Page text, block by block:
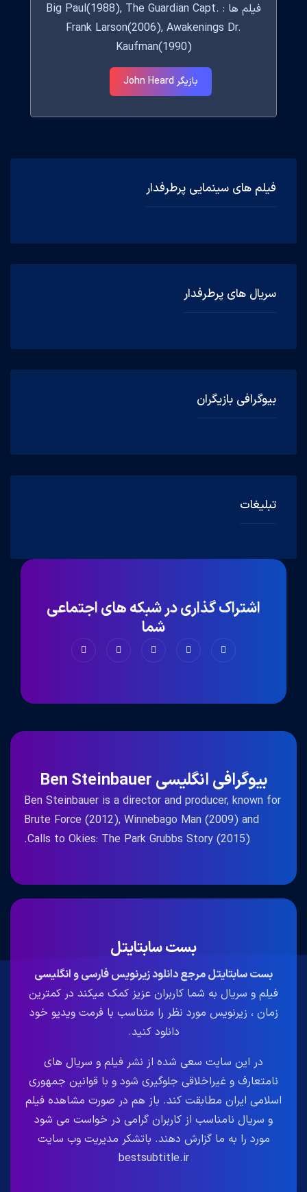
فیلم های سینمایی پرطرفدار
سریال های پرطرفدار
بیوگرافی بازیگران
تبلیغات
فیلم ها : Big Paul(1988), The Guardian Capt.
Frank Larson(2006), Awakenings Dr.
Kaufman(1990)
بازیگر John Heard
اشتراک گذاری در شبکه های اجتماعی
شما
بیوگرافی انگلیسی Ben Steinbauer
Ben Steinbauer is a director and producer, known for
Brute Force (2012), Winnebago Man (2009) and
Calls to Okies: The Park Grubbs Story (2015).
بست سابتایتل
بست سابتایتل مرجع دانلود زیرنویس فارسی و انگلیسی
فیلم و سریال به شما کاربران عزیز کمک میکند در کمترین
زمان ، زیرنویس مورد نظر را متناسب با فرمت ویدیو خود
دانلود کنید.
در این سایت سعی شده از نشر فیلم و سریال های
نامتعارف و غیراخلاقی جلوگیری شود و با قوانین جمهوری
اسلامی ایران مطابقت کند. باز هم در صورت مشاهده فیلم
و سریال نامناسب از کاربران گرامی در خواست می شود
مورد را به ما گزارش دهند. باتشکر مدیریت وب سایت
bestsubtitle.ir